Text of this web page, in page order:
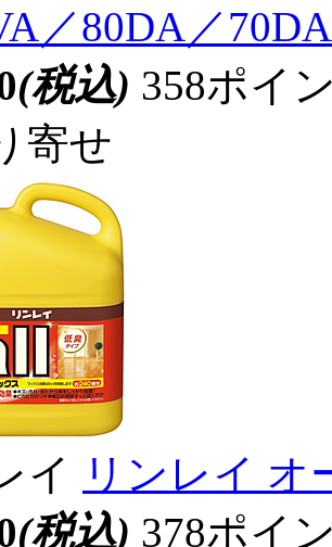
／80DA／
(税込) 358ポイ
寄せ
イ
リンレイ オ
(税込) 378ポイ